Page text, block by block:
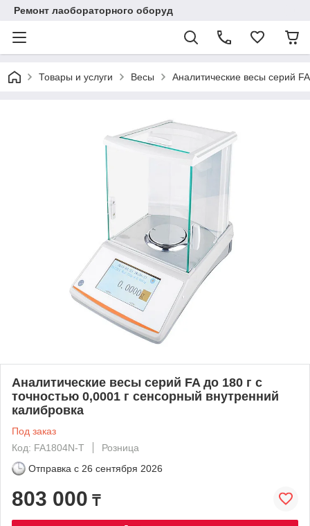
Ремонт лаобораторного оборуд
Товары и услуги Весы Аналитические весы серий
Аналитические весы серий FA до 180 г с
точностью 0,0001 г сенсорный внутренний
калибровка
Под заказ
Код: FA1804N-T
Розница
Отправка с 26 сентября 2026
803 000 ₸